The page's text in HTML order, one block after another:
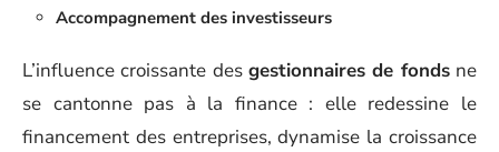
Accompagnement des investisseurs
L’influence croissante des gestionnaires de fondsne
se cantonne pas à la finance : elle redessine le
financement des entreprises, dynamise la croissance